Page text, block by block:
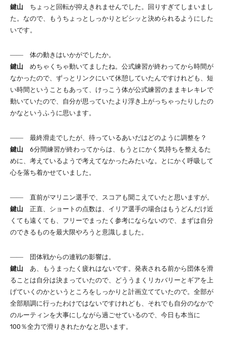
鍵山 ちょっと回転が抑えきれませんでした。回りすぎてしまいまし
た。なので、もうちょっとしっかりとビシッと決められるようにした
いです。
―― 体の動きはいかがでしたか。
鍵山 めちゃくちゃ動いてましたね。公式練習が終わってから時間が
なかったので、ずっとリンクにいて休憩していたんですけれども、短
い時間ということもあって、けっこう体が公式練習のままキレキレで
動いていたので、自分が思っていたより浮き上がっちゃったりしたの
かなというふうに思います。
―― 最終滑走でしたが、待っているあいだはどのように調整を？
鍵山 6分間練習が終わってからは、もうとにかく気持ちを整えるた
めに、考えているようで考えてなかったみたいな。とにかく呼吸して
心を落ち着かせていました。
―― 直前がマリニン選手で、スコアも聞こえていたと思いますが。
鍵山 正直、ショートの点数は、イリア選手の場合はもうどんだけ近
くても遠くても、フリーでまったく参考にならないので、まずは自分
のできるものを最大限やろうと意識しました。
―― 団体戦からの連戦の影響は。
鍵山 あ、もうまったく疲れはないです。発表される前から団体を滑
ることは自分は決まっていたので、どううまくリカバリーとギアを上
げていくのかというところをしっかりと計画立てていたので。全部が
全部順調に行ったわけではないですけれども、それでも自分のなかで
のルーティンを大事にしながら過ごせているので、今日も本当に
100％全力で滑りきれたかなと思います。